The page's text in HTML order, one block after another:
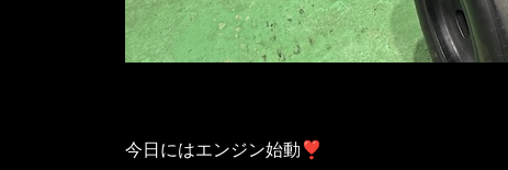
今日にはエンジン始動❣️